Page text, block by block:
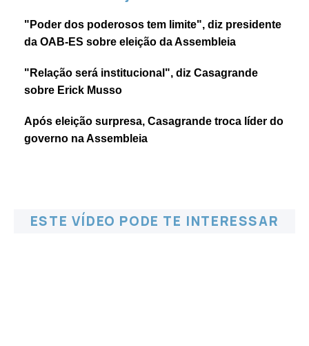
"Poder dos poderosos tem limite", diz presidente
da OAB-ES sobre eleição da Assembleia
"Relação será institucional", diz Casagrande
sobre Erick Musso
Após eleição surpresa, Casagrande troca líder do
governo na Assembleia
ESTE VÍDEO PODE TE INTERESSAR